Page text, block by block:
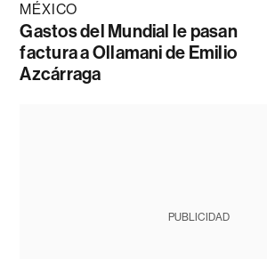
MÉXICO
Gastos del Mundial le pasan
factura a Ollamani de Emilio
Azcárraga
PUBLICIDAD